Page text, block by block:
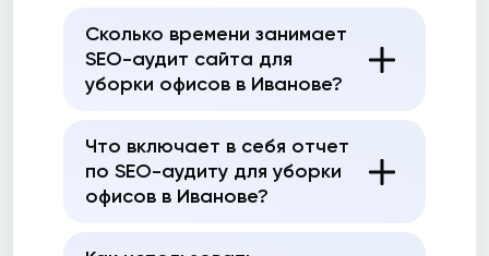
Сколько времени занимает
SEO-аудит сайта для
уборки офисов в Иванове?
Что включает в себя отчет
по SEO-аудиту для уборки
офисов в Иванове?